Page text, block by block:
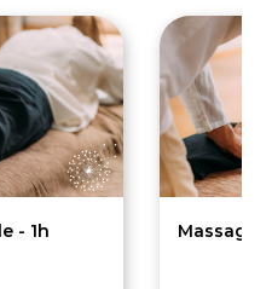
- 1h Massage